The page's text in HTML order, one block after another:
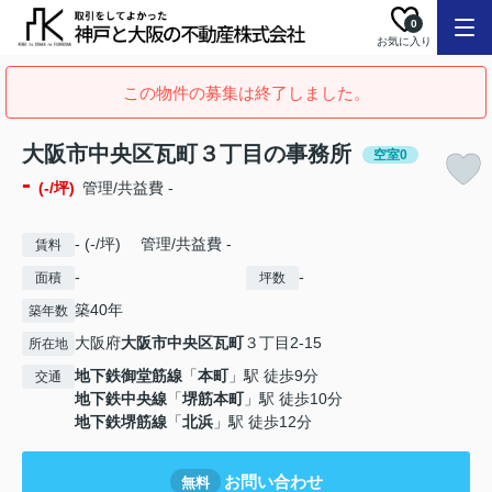
お気に入り
0
この物件の募集は終了しました。
大阪市中央区瓦町３丁目の事務所 空室0
- (-/坪) 管理/共益費 -
賃料 - (-/坪) 管理/共益費 -
面積 - 坪数 -
築年数 築40年
所在地 大阪府大阪市中央区瓦町３丁目2-15
交通 地下鉄御堂筋線 「本町」駅 徒歩9分
地下鉄中央線 「堺筋本町」駅 徒歩10分
地下鉄堺筋線 「北浜 」駅 徒歩12分
無料 お問い合わせ